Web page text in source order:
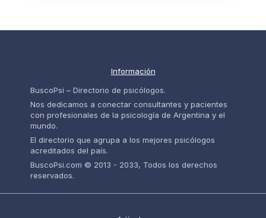
Información
BuscoPsi – Directorio de psicólogos.
Nos dedicamos a conectar consultantes y pacientes
con profesionales de la psicología de Argentina y el
mundo.
El directorio que agrupa a los mejores psicólogos
acreditados del país.
BuscoPsi.com © 2013 - 2033, Todos los derechos
reservados.